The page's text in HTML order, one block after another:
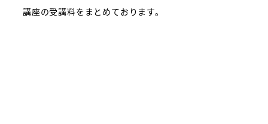
講座の受講料をまとめております。